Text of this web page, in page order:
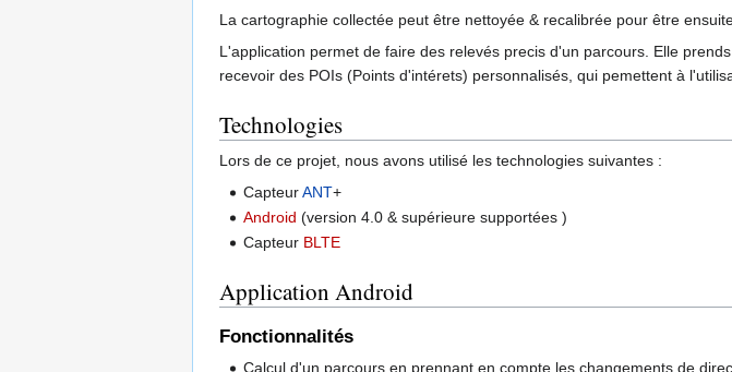
La cartographie collectée peut être nettoyée & recalibrée pour être
L'application permet de faire des relevés precis d'un parcours. Elle
recevoir des POIs (Points d'intérets) personnalisés, qui pemettent à
Technologies
Lors de ce projet, nous avons utilisé les technologies suivantes :
CapteurANT+
Android (version 4.0 & supérieure supportées )
Capteur BLTE
Application Android
Fonctionnalités
Calcul d'un parcours en prennant en compte les changements de